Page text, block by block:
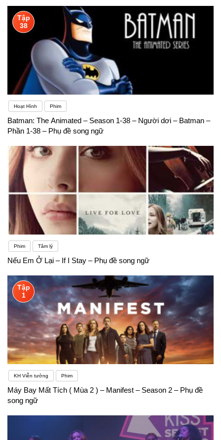
Tập
38
Hoạt Hình Phim
Batman: The Animated – Season 1-38 – Người dơi – Batman –
Phần 1-38 – Phụ đề song ngữ
Phim Tâm lý
Nếu Em Ở Lại – If I Stay – Phụ đề song ngữ
Tập
1
KH Viễn tưởng Phim
Máy Bay Mất Tích ( Mùa 2 ) – Manifest – Season 2 – Phụ đề
song ngữ